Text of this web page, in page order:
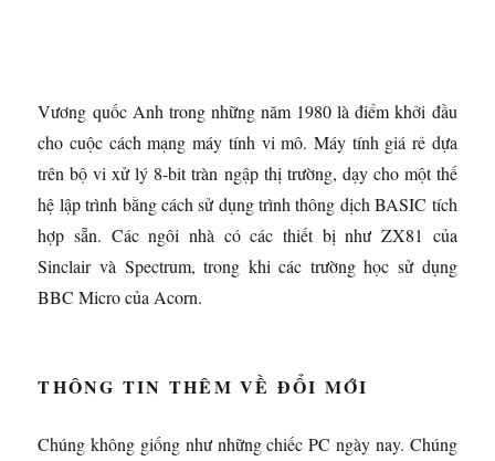
Vương quốc Anh trong những năm 1980 là điểm khởi đầu
cho cuộc cách mạng máy tính vi mô. Máy tính giá rẻ dựa
trên bộ vi xử lý 8-bit tràn ngập thị trường, dạy cho một thế
hệ lập trình bằng cách sử dụng trình thông dịch BASIC tích
hợp sẵn. Các ngôi nhà có các thiết bị như ZX81 của
Sinclair và Spectrum, trong khi các trường học sử dụng
BBC Micro của Acorn.
THÔNG TIN THÊM VỀ ĐỔI MỚI
Chúng không giống như những chiếc PC ngày nay. Chúng